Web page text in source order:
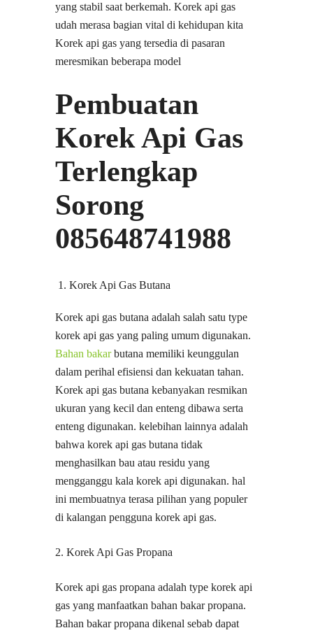
yang stabil saat berkemah. Korek api gas
udah merasa bagian vital di kehidupan kita
Korek api gas yang tersedia di pasaran
meresmikan beberapa model
Pembuatan
Korek Api Gas
Terlengkap
Sorong
085648741988
Korek Api Gas Butana
Korek api gas butana adalah salah satu type
korek api gas yang paling umum digunakan.
Bahan bakarbutana memiliki keunggulan
dalam perihal efisiensi dan kekuatan tahan.
Korek api gas butana kebanyakan resmikan
ukuran yang kecil dan enteng dibawa serta
enteng digunakan. kelebihan lainnya adalah
bahwa korek api gas butana tidak
menghasilkan bau atau residu yang
mengganggu kala korek api digunakan. hal
ini membuatnya terasa pilihan yang populer
di kalangan pengguna korek api gas.
2. Korek Api Gas Propana
Korek api gas propana adalah type korek api
gas yang manfaatkan bahan bakar propana.
Bahan bakar propana dikenal sebab dapat